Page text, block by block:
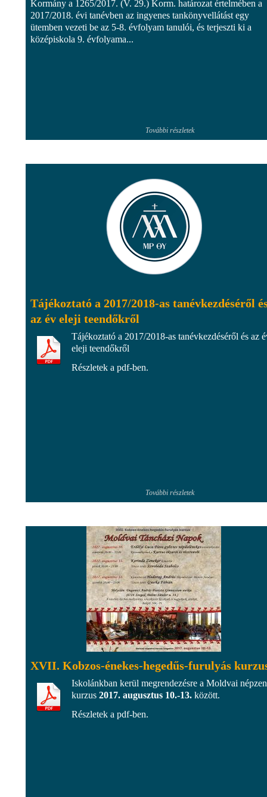
Kormány a 1265/2017. (V. 29.) Korm. határozat értelmében a
2017/2018. évi tanévben az ingyenes tankönyvellátást egy
ütemben vezeti be az 5-8. évfolyam tanulói, és terjeszti ki a
középiskola 9. évfolyama...
További részletek
Tájékoztató a 2017/2018-as tanévkezdéséről
az év eleji teendőkről
Tájékoztató a 2017/2018-as tanévkezdéséről és az
eleji teendőkről
Részletek a pdf-ben.
További részletek
XVII. Kobzos-énekes-hegedűs-furulyás
Iskolánkban kerül megrendezésre a Moldvai
kurzus 2017. augusztus 10.-13. között.
Részletek a pdf-ben.